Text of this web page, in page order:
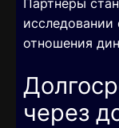
Партнёры
исследовании
отношения
через